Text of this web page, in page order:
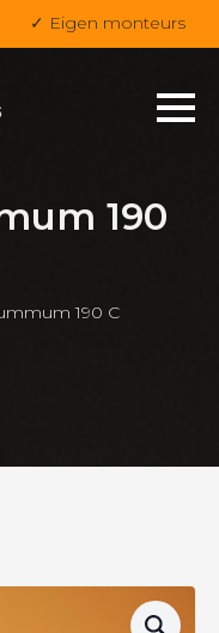
✓ Eigen monteurs
190
190 C